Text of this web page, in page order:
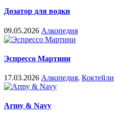
Дозатор для водки
09.05.2026 Алкопедия
Эспрессо Мартини
17.03.2026 Алкопедия, Коктейли
Army & Navy